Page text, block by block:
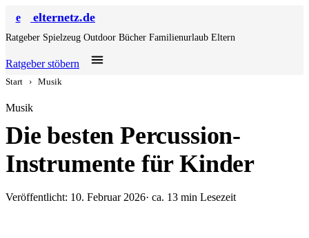
e elternetz.de
Ratgeber Spielzeug Outdoor Bücher Familienurlaub Eltern
Ratgeber stöbern
Start › Musik
Musik
Die besten Percussion-
Instrumente für Kinder
Veröffentlicht: 10. Februar 2026· ca. 13 min Lesezeit